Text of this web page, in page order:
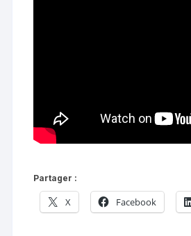
Partager :
X Facebook